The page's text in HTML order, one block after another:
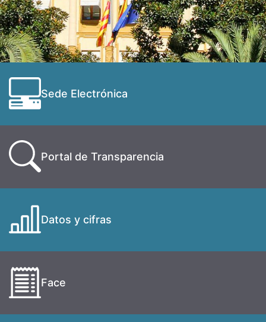
Sede Electrónica
Portal de Transparencia
Datos y cifras
Face